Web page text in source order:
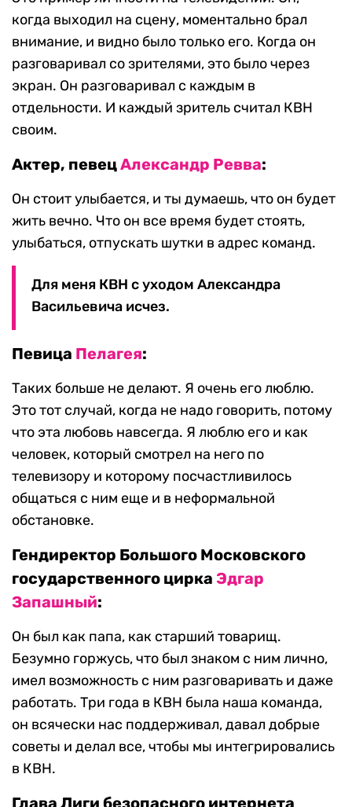
когда выходил на сцену, моментально брал
внимание, и видно было только его. Когда он
разговаривал со зрителями, это было через
экран. Он разговаривал с каждым в
отдельности. И каждый зритель считал КВН
своим.
Актер, певецАлександр Ревва:
Он стоит улыбается, и ты думаешь, что он будет
жить вечно. Что он все время будет стоять,
улыбаться, отпускать шутки в адрес команд.
Для меня КВН с уходом Александра
Васильевича исчез.
Певица Пелагея:
Таких больше не делают. Я очень его люблю.
Это тот случай, когда не надо говорить, потому
что эта любовь навсегда. Я люблю его и как
человек, который смотрел на него по
телевизору и которому посчастливилось
общаться с ним еще и в неформальной
обстановке.
Гендиректор Большого Московского
государственного цирка Эдгар
Запашный:
Он был как папа, как старший товарищ.
Безумно горжусь, что был знаком с ним лично,
имел возможность с ним разговаривать и даже
работать. Три года в КВН была наша команда,
он всячески нас поддерживал, давал добрые
советы и делал все, чтобы мы интегрировались
в КВН.
Глава Лиги безопасного интернета